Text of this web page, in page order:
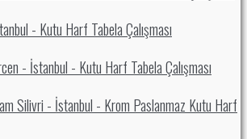
- Kutu Harf Tabela Çalışması
- İstanbul - Kutu Harf Tabela Çalışması
Silivri - İstanbul - Krom Paslanmaz Kutu Harf